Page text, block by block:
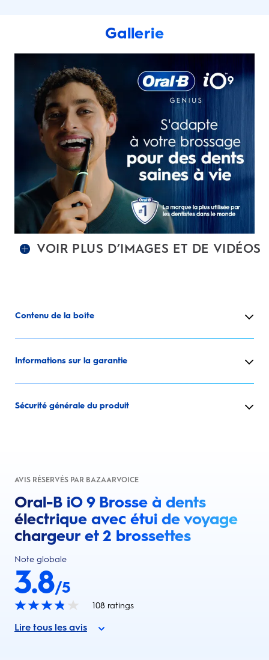
Gallerie
VOIR PLUS D’IMAGES ET DE VIDÉOS
Contenu de la boîte
Informations sur la garantie
Sécurité générale du produit
AVIS RÉSERVÉS PAR BAZAARVOICE
Oral-B iO 9 Brosse à dents
électrique avec étui de voyage
chargeur et 2 brossettes
Note globale
3.8/5
108 ratings
Lire tous les avis